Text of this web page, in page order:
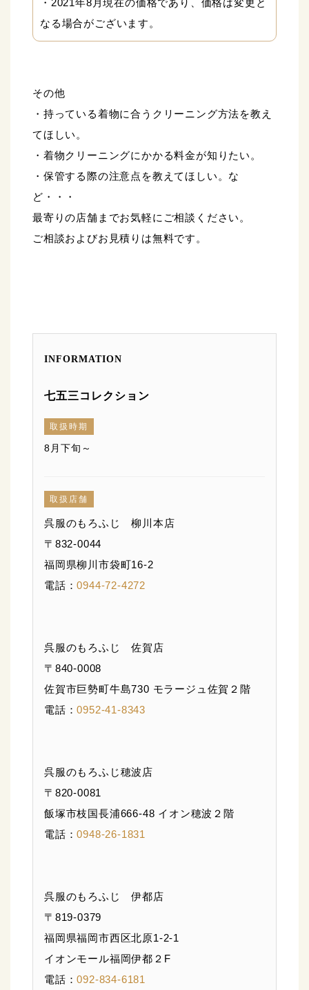
・2021年8月現在の価格であり、価格は変更と
なる場合がございます。
その他
・持っている着物に合うクリーニング方法を教え
てほしい。
・着物クリーニングにかかる料金が知りたい。
・保管する際の注意点を教えてほしい。な
ど・・・
最寄りの店舗までお気軽にご相談ください。
ご相談およびお見積りは無料です。
INFORMATION
七五三コレクション
取扱時期
8月下旬～
取扱店舗
呉服のもろふじ 柳川本店
〒832-0044
福岡県柳川市袋町16-2
電話：0944-72-4272
呉服のもろふじ 佐賀店
〒840-0008
佐賀市巨勢町牛島730 モラージュ佐賀２階
電話：0952-41-8343
呉服のもろふじ穂波店
〒820-0081
飯塚市枝国長浦666-48 イオン穂波２階
電話：0948-26-1831
呉服のもろふじ 伊都店
〒819-0379
福岡県福岡市西区北原1-2-1
イオンモール福岡伊都２F
電話：092-834-6181